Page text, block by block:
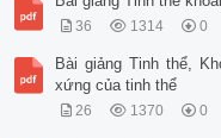
36 1314 0
Bài giảng Tinh thể,
xứng của tinh thể
26 1370 0